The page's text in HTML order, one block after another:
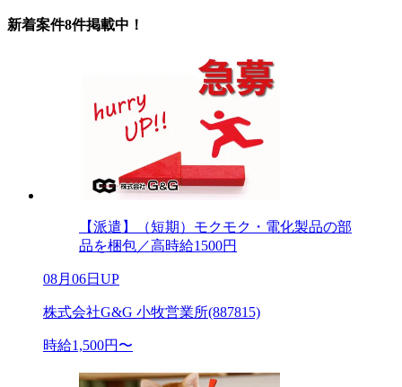
新着案件8件掲載中！
【派遣】（短期）モクモク・電化製品の部
品を梱包／高時給1500円
08月06日UP
株式会社G&G 小牧営業所(887815)
時給1,500円〜